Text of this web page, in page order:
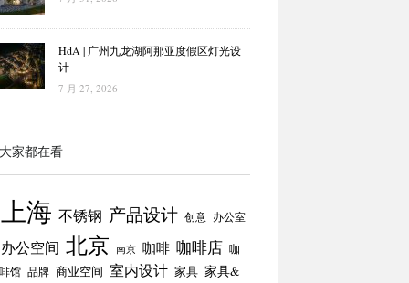
HdA | 广州九龙湖阿那亚度假区灯光设
计
7 月 27, 2026
家都在看
上海 不锈钢 产品设计 创意 办公室
办公空间 北京 南京 咖啡 咖啡店 咖
馆 品牌 商业空间 室内设计 家具 家具&